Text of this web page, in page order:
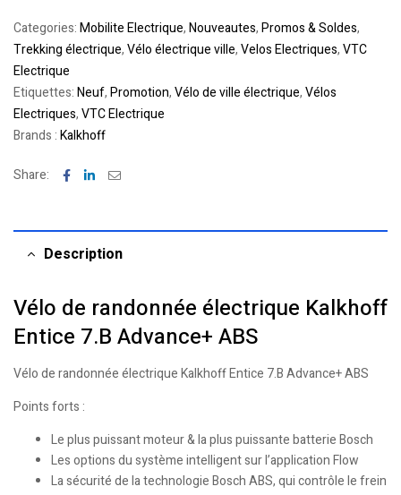
Categories:Mobilite Electrique,Nouveautes,Promos & Soldes,
Trekking électrique,Vélo électrique ville,Velos Electriques,VTC
Electrique
Etiquettes:Neuf,Promotion,Vélo de ville électrique,Vélos
Electriques,VTC Electrique
Brands :Kalkhoff
Share: Facebook
LinkedinEmail
Description
Vélo de randonnée électrique Kalkhoff
Entice 7.B Advance+ ABS
Vélo de randonnée électrique Kalkhoff Entice 7.B Advance+ ABS
Points forts :
Le plus puissant moteur & la plus puissante batterie Bosch
Les options du système intelligent sur l’application Flow
La sécurité de la technologie Bosch ABS, qui contrôle le frein